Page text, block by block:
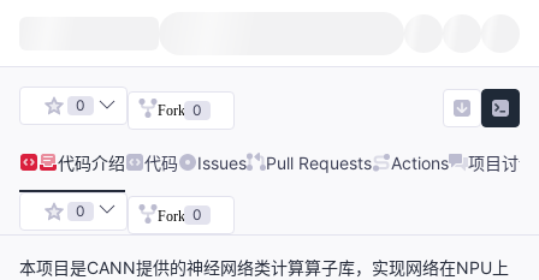
0 Fork 0
代码介绍 代码 Issues Pull Requests Actions 项目讨论
0 Fork 0
本项目是CANN提供的神经网络类计算算子库，实现网络在NPU上